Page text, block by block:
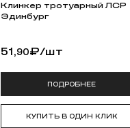
Клинкер тротуарный ЛСР
Эдинбург
51,90₽/шт
ПОДРОБНЕЕ
КУПИТЬ В ОДИН КЛИК